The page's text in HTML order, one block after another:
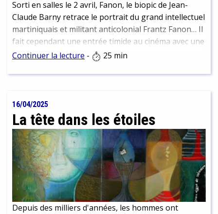
Sorti en salles le 2 avril, Fanon, le biopic de Jean-
Claude Barny retrace le portrait du grand intellectuel
martiniquais et militant anticolonial Frantz Fanon… Il
fait cependant une entrée timide au cinéma avec une
diffusion sur 70 écrans seulement et à des horaires
française à gros budget la même semaine… Réserve,
Continuer la lecture - 25 min
16/04/2025
La tête dans les étoiles
Depuis des milliers d'années, les hommes ont